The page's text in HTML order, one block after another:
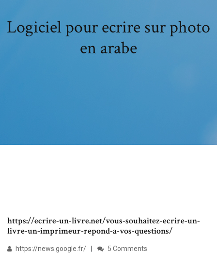
Logiciel pour ecrire sur photo
en arabe
https://ecrire-un-livre.net/vous-souhaitez-ecrire-un-
livre-un-imprimeur-repond-a-vos-questions/
https://news.google.fr/ 5 Comments